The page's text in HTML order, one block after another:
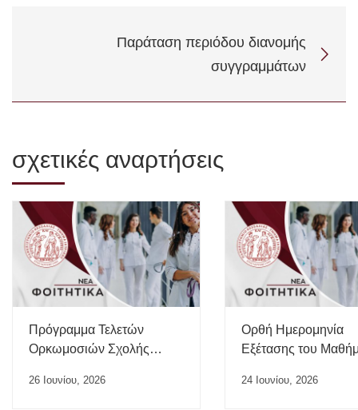
Παράταση περιόδου διανομής
συγγραμμάτων
σχετικές αναρτήσεις
Πρόγραμμα Τελετών
Ορκωμοσιών Σχολής
Ιούλιος 2026
26 Ιουνίου, 2026
Ορθή Ημερομηνία
Εξέτασης του
24 Ιουνίου, 2026